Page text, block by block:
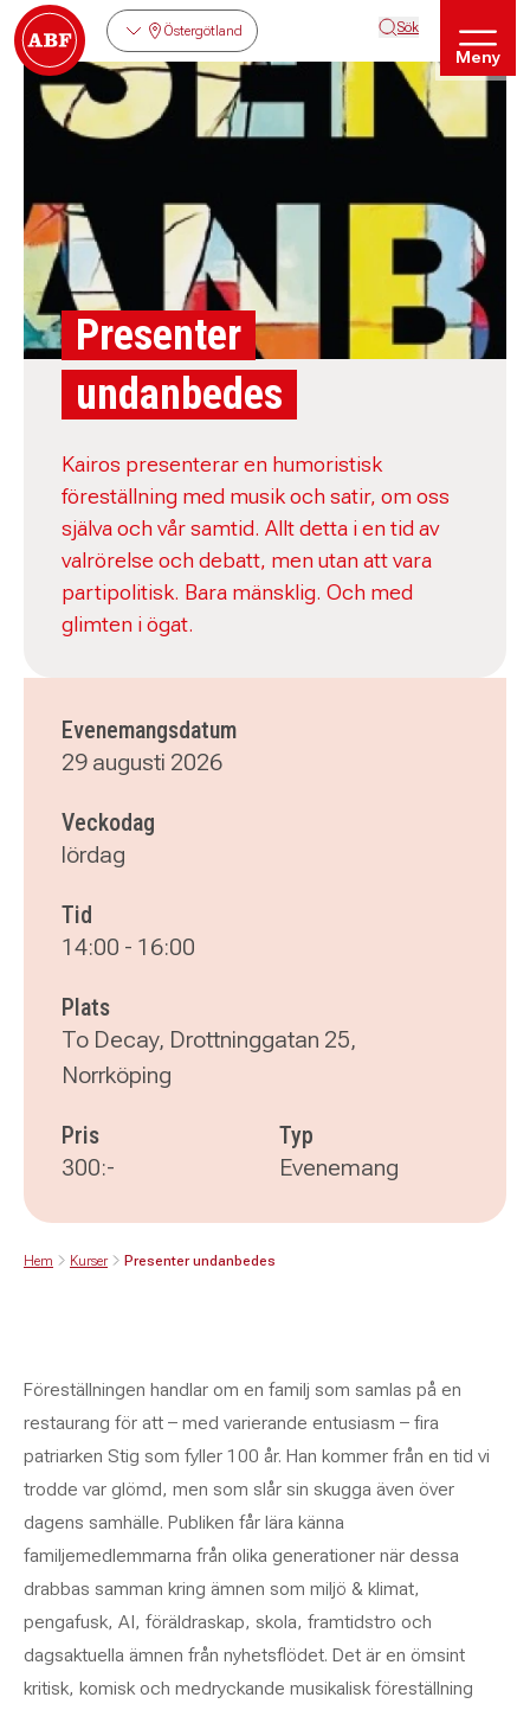
Östergötland Sök
Meny
Presenter
undanbedes
Kairos presenterar en humoristisk
föreställning med musik och satir, om oss
själva och vår samtid. Allt detta i en tid av
valrörelse och debatt, men utan att vara
partipolitisk. Bara mänsklig. Och med
glimten i ögat.
Evenemangsdatum
29 augusti 2026
Veckodag
lördag
Tid
14:00 - 16:00
Plats
To Decay, Drottninggatan 25,
Norrköping
Pris
300:-
Typ
Evenemang
Hem Kurser Presenter undanbedes
Föreställningen handlar om en familj som samlas på en
restaurang för att – med varierande entusiasm – fira
patriarken Stig som fyller 100 år. Han kommer från en tid vi
trodde var glömd, men som slår sin skugga även över
dagens samhälle. Publiken får lära känna
familjemedlemmarna från olika generationer när dessa
drabbas samman kring ämnen som miljö & klimat,
pengafusk, AI, föräldraskap, skola, framtidstro och
dagsaktuella ämnen från nyhetsflödet. Det är en ömsint
kritisk, komisk och medryckande musikalisk föreställning